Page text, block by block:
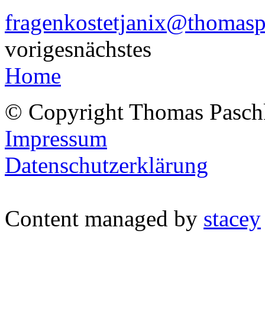
vorigesnächstes
Home
© Copyright Thomas
Impressum
Datenschutzerklärung
Content managed by stacey